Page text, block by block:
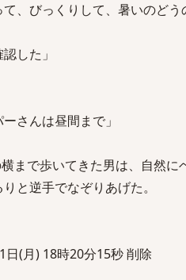
、びっくりして、暑いのど
した」
さんは昼間まで」
まで歩いてきた男は、自然に
と逆手でなぞりあげた。
(月) 18時20分15秒 削除